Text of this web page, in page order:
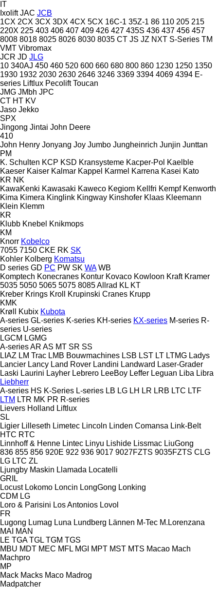
IT
Ixolift JAC JCB
1CX 2CX 3CX 3DX 4CX 5CX 16C-1 35Z-1 86 110 205 215
220X 225 403 406 407 409 426 427 435S 436 437 456 457
8008 8018 8025 8026 8030 8035 CT JS JZ NXT S-Series TM
VMT Vibromax
JCR JD JLG
10 340AJ 450 460 520 600 660 680 800 860 1230 1250 1350
1930 1932 2030 2630 2646 3246 3369 3394 4069 4394 E-
series Liftlux Pecolift Toucan
JMG JMbh JPC
CT HT KV
Jaso Jekko
SPX
Jingong Jintai John Deere
410
John Henry Jonyang Joy Jumbo Jungheinrich Junjin Junttan
PM
K. Schulten KCP KSD Kransysteme Kacper-Pol Kaelble
Kaeser Kaiser Kalmar Kappel Karmel Karrena Kasei Kato
KR NK
KawaKenki Kawasaki Kaweco Kegiom Kellfri Kempf Kenworth
Kima Kimera Kinglink Kingway Kinshofer Klaas Kleemann
Klein Klemm
KR
Klubb Knebel Knikmops
KM
Knorr Kobelco
7055 7150 CKE RK SK
Kohler Kolberg Komatsu
D series GD PC PW SK WA WB
Komptech Konecranes Kontur Kovaco Kowloon Kraft Kramer
5035 5050 5065 5075 8085Allrad KL KT
Kreber Krings Kroll Krupinski Cranes Krupp
KMK
Krøll
Kubix Kubota
A-series GL-series K-series KH-series KX-series M-series R-
series U-series
LGCM LGMG
A-seriesAR AS MT SR SS
LIAZ LM Trac LMB Bouwmachines LSB LST LT LTMG Ladys
Lancier Lancy Land Rover Landini Landward Laser-Grader
Laski Laurini Layher Lebrero LeeBoy Leffer Leguan Liba Libra
Liebherr
A-series HS K-Series L-series LB LG LH LR LRB LTC LTF
LTM LTR MK PR R-series
Lievers Holland Liftlux
SL
Ligier Lilleseth Limetec Lincoln Linden Comansa Link-Belt
HTC RTC
Linnhoff & Henne Lintec Linyu Lishide Lissmac LiuGong
836 855 856 920E 922 936 9017 9027FZTS 9035FZTS CLG
LG LTC ZL
Ljungby Maskin Llamada Locatelli
GRIL
Locust Lokomo Loncin LongGong Lonking
CDM LG
Loro & Parisini Los Antonios Lovol
FR
Lugong Lumag Luna Lundberg Lännen M-Tec M.Lorenzana
MAI MAN
LE TGA TGL TGM TGS
MBU MDT MEC MFL MGI MPT MST MTS Macao Mach
Machpro
MP
Mack Macks Maco Madrog
Madpatcher